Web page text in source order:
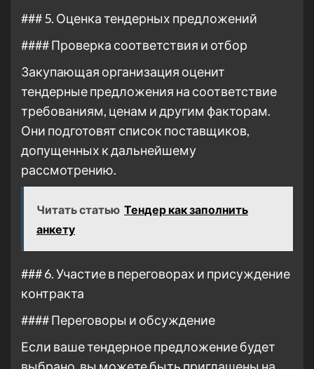
### 5. Оценка тендерных предложений
#### Проверка соответствия и отбор
Закупающая организация оценит
тендерные предложения на соответствие
требованиям, ценам и другим факторам.
Они подготовят список поставщиков,
допущенных к дальнейшему
рассмотрению.
Читать статью Тендер как заполнить
анкету
### 6. Участие в переговорах и присуждение
контракта
#### Переговоры и обсуждение
Если ваше тендерное предложение будет